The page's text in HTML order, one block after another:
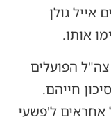
גולן
אותו.
הפועלים
חייהם.
אחראים ל'פשעי